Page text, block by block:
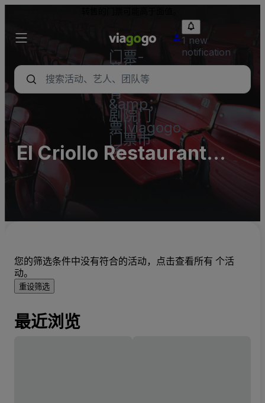
门票-
音乐
会，体
育
&amp；
剧院门
票|viagogo
门票市
场
1 new
notification
El Criollo Restaurant
Parking Lots (InActive)
您的筛选条件中没有符合的活动，点击查看所有 个活
动。
重设筛选
最近浏览